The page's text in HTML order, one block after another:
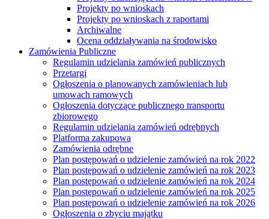
Projekty po wnioskach
Projekty po wnioskach z raportami
Archiwalne
Ocena oddziaływania na środowisko
Zamówienia Publiczne
Regulamin udzielania zamówień publicznych
Przetargi
Ogłoszenia o planowanych zamówieniach lub
umowach ramowych
Ogłoszenia dotyczące publicznego transportu
zbiorowego
Regulamin udzielania zamówień odrębnych
Platforma zakupowa
Zamówienia odrębne
Plan postępowań o udzielenie zamówień na rok 2022
Plan postępowań o udzielenie zamówień na rok 2023
Plan postępowań o udzielenie zamówień na rok 2024
Plan postępowań o udzielenie zamówień na rok 2025
Plan postępowań o udzielenie zamówień na rok 2026
Ogłoszenia o zbyciu majątku